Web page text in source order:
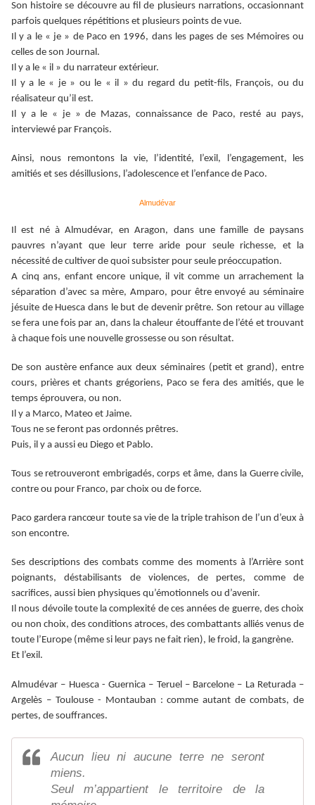
Son histoire se découvre au fil de plusieurs narrations, occasionnant
parfois quelques répétitions et plusieurs points de vue.
Il y a le « je » de Paco en 1996, dans les pages de ses Mémoires ou
celles de son Journal.
Il y a le « il » du narrateur extérieur.
Il y a le « je » ou le « il » du regard du petit-fils, François, ou du
réalisateur qu’il est.
Il y a le « je » de Mazas, connaissance de Paco, resté au pays,
interviewé par François.
Ainsi, nous remontons la vie, l’identité, l’exil, l’engagement, les
amitiés et ses désillusions, l’adolescence et l’enfance de Paco.
Almudévar
Il est né à Almudévar, en Aragon, dans une famille de paysans
pauvres n’ayant que leur terre aride pour seule richesse, et la
nécessité de cultiver de quoi subsister pour seule préoccupation.
A cinq ans, enfant encore unique, il vit comme un arrachement la
séparation d’avec sa mère, Amparo, pour être envoyé au séminaire
jésuite de Huesca dans le but de devenir prêtre. Son retour au village
se fera une fois par an, dans la chaleur étouffante de l’été et trouvant
à chaque fois une nouvelle grossesse ou son résultat.
De son austère enfance aux deux séminaires (petit et grand), entre
cours, prières et chants grégoriens, Paco se fera des amitiés, que le
temps éprouvera, ou non.
Il y a Marco, Mateo et Jaime.
Tous ne se feront pas ordonnés prêtres.
Puis, il y a aussi eu Diego et Pablo.
Tous se retrouveront embrigadés, corps et âme, dans la Guerre civile,
contre ou pour Franco, par choix ou de force.
Paco gardera rancœur toute sa vie de la triple trahison de l’un d’eux à
son encontre.
Ses descriptions des combats comme des moments à l’Arrière sont
poignants, déstabilisants de violences, de pertes, comme de
sacrifices, aussi bien physiques qu’émotionnels ou d’avenir.
Il nous dévoile toute la complexité de ces années de guerre, des choix
ou non choix, des conditions atroces, des combattants alliés venus de
toute l’Europe (même si leur pays ne fait rien), le froid, la gangrène.
Et l’exil.
Almudévar – Huesca - Guernica – Teruel – Barcelone – La Returada –
Argelès – Toulouse - Montauban : comme autant de combats, de
pertes, de souffrances.
Aucun lieu ni aucune terre ne seront
miens.
Seul m’appartient le territoire de la